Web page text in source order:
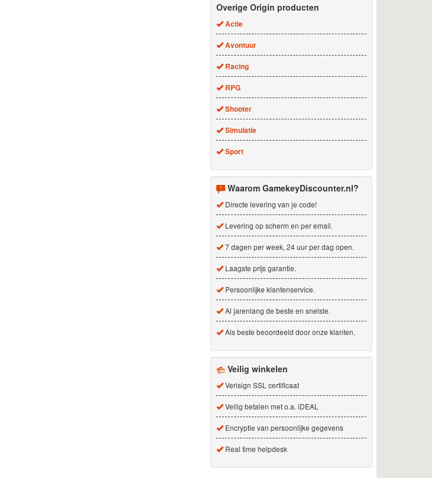
Overige Origin producten
Actie
Avontuur
Racing
RPG
Shooter
Simulatie
Sport
Waarom GamekeyDiscounter.nl?
Directe levering van je code!
Levering op scherm en per email.
7 dagen per week, 24 uur per dag open.
Laagste prijs garantie.
Persoonlijke klantenservice.
Al jarenlang de beste en snelste.
Als beste beoordeeld door onze klanten.
Veilig winkelen
Verisign SSL certificaat
Veilig betalen met o.a. iDEAL
Encryptie van persoonlijke gegevens
Real time helpdesk